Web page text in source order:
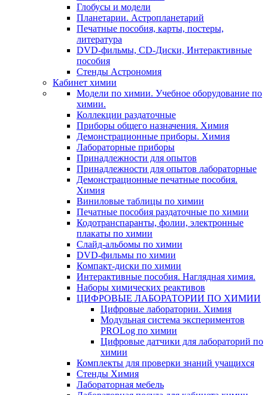
Глобусы и модели
Планетарии. Астропланетарий
Печатные пособия, карты, постеры,
литература
DVD-фильмы, CD-Диски, Интерактивные
пособия
Стенды Астрономия
Кабинет химии
Модели по химии. Учебное оборудование по
химии.
Коллекции раздаточные
Приборы общего назначения. Химия
Демонстрационные приборы. Химия
Лабораторные приборы
Принадлежности для опытов
Принадлежности для опытов лабораторные
Демонстрационные печатные пособия.
Химия
Виниловые таблицы по химии
Печатные пособия раздаточные по химии
Кодотранспаранты, фолии, электронные
плакаты по химии
Слайд-альбомы по химии
DVD-фильмы по химии
Компакт-диски по химии
Интерактивные пособия. Наглядная химия.
Наборы химических реактивов
ЦИФРОВЫЕ ЛАБОРАТОРИИ ПО ХИМИИ
Цифровые лаборатории. Химия
Модульная система экспериментов
PROLog по химии
Цифровые датчики для лабораторий по
химии
Комплекты для проверки знаний учащихся
Стенды Химия
Лабораторная мебель